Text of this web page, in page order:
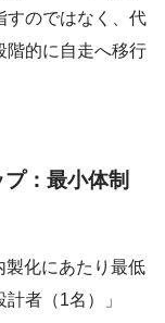
すのではなく、代
階的に自走へ移行
：最小体制
製化にあたり最低
者（1名）」